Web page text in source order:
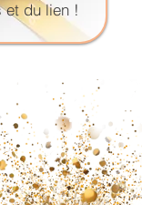
et du lien !